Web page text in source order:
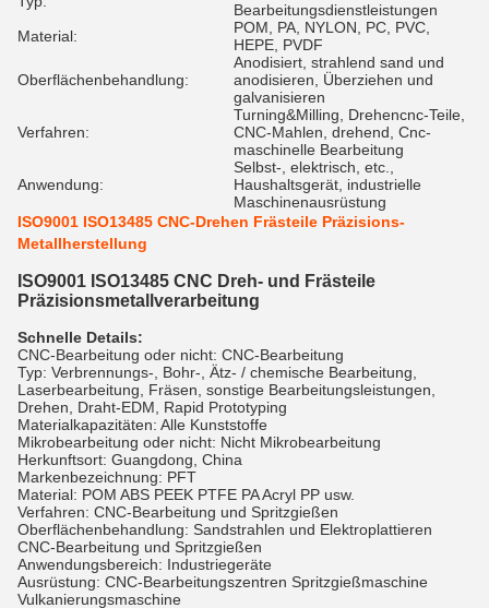
Bearbeitungsdienstleistungen
Material:
POM, PA, NYLON, PC, PVC,
HEPE, PVDF
Oberflächenbehandlung:
Anodisiert, strahlend sand und
anodisieren, Überziehen und
galvanisieren
Verfahren:
Turning&Milling, Drehencnc-Teile,
CNC-Mahlen, drehend, Cnc-
maschinelle Bearbeitung
Anwendung:
Selbst-, elektrisch, etc.,
Haushaltsgerät, industrielle
Maschinenausrüstung
ISO9001 ISO13485 CNC-Drehen Frästeile Präzisions-
Metallherstellung
ISO9001 ISO13485 CNC Dreh- und Frästeile
Präzisionsmetallverarbeitung
Schnelle Details:
CNC-Bearbeitung oder nicht: CNC-Bearbeitung
Typ: Verbrennungs-, Bohr-, Ätz- / chemische Bearbeitung,
Laserbearbeitung, Fräsen, sonstige Bearbeitungsleistungen,
Drehen, Draht-EDM, Rapid Prototyping
Materialkapazitäten: Alle Kunststoffe
Mikrobearbeitung oder nicht: Nicht Mikrobearbeitung
Herkunftsort: Guangdong, China
Markenbezeichnung: PFT
Material: POM ABS PEEK PTFE PA Acryl PP usw.
Verfahren: CNC-Bearbeitung und Spritzgießen
Oberflächenbehandlung: Sandstrahlen und Elektroplattieren
CNC-Bearbeitung und Spritzgießen
Anwendungsbereich: Industriegeräte
Ausrüstung: CNC-Bearbeitungszentren Spritzgießmaschine
Vulkanierungsmaschine